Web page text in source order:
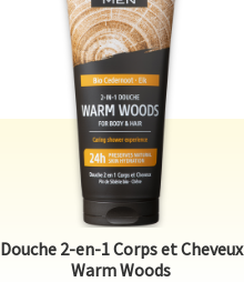
Douche 2-en-1 Corps et Cheveux
Warm Woods